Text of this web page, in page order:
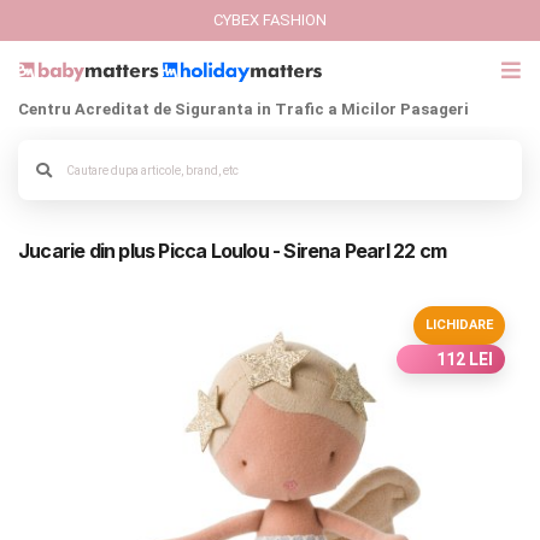
Italbaby Collections
CARUCIOARE COPII
SCAUNE AUTO
CYBEX FASHION
Centru Acreditat de Siguranta in Trafic a Micilor Pasageri
Jucarie din plus Picca Loulou - Sirena Pearl 22 cm
LICHIDARE
112 LEI
Alege culoarea cadrului